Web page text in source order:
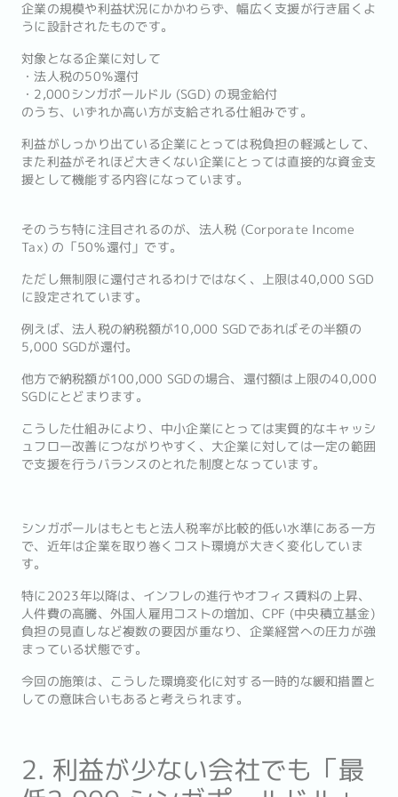
企業の規模や利益状況にかかわらず、幅広く支援が行き届くよ
うに設計されたものです。
対象となる企業に対して
・法人税の50％還付
・2,000シンガポールドル (SGD) の現金給付
のうち、いずれか高い方が支給される仕組みです。
利益がしっかり出ている企業にとっては税負担の軽減として、
また利益がそれほど大きくない企業にとっては直接的な資金支
援として機能する内容になっています。
そのうち特に注目されるのが、法人税 (Corporate Income
Tax) の「50％還付」です。
ただし無制限に還付されるわけではなく、上限は40,000 SGD
に設定されています。
例えば、法人税の納税額が10,000 SGDであればその半額の
5,000 SGDが還付。
他方で納税額が100,000 SGDの場合、還付額は上限の40,000
SGDにとどまります。
こうした仕組みにより、中小企業にとっては実質的なキャッシ
ュフロー改善につながりやすく、大企業に対しては一定の範囲
で支援を行うバランスのとれた制度となっています。
シンガポールはもともと法人税率が比較的低い水準にある一方
で、近年は企業を取り巻くコスト環境が大きく変化していま
す。
特に2023年以降は、インフレの進行やオフィス賃料の上昇、
人件費の高騰、外国人雇用コストの増加、CPF (中央積立基金)
負担の見直しなど複数の要因が重なり、企業経営への圧力が強
まっている状態です。
今回の施策は、こうした環境変化に対する一時的な緩和措置と
しての意味合いもあると考えられます。
2. 利益が少ない会社でも「最